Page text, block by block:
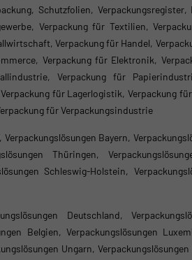
Schutzfolien,
Verpackung für Textilien,
Verpackung für Handel,
Verpackung für Elektronik,
Verpackung für
für Lagerlogistik, Verpackung
für Verpackungsindustrie
Verpackungslösungen Bayern,
Thüringen,
Schleswig-Holstein,
Deutschland,
Belgien, Verpackungslösungen
Ungarn,